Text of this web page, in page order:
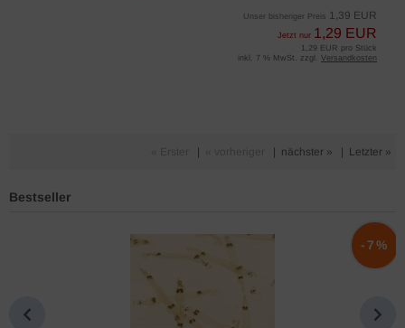
Unser bisheriger Preis 1,39 EUR
Jetzt nur 1,29 EUR
1,29 EUR pro Stück
inkl. 7 % MwSt. zzgl. Versandkosten
nächster » Letzter »
Bestseller
-7%